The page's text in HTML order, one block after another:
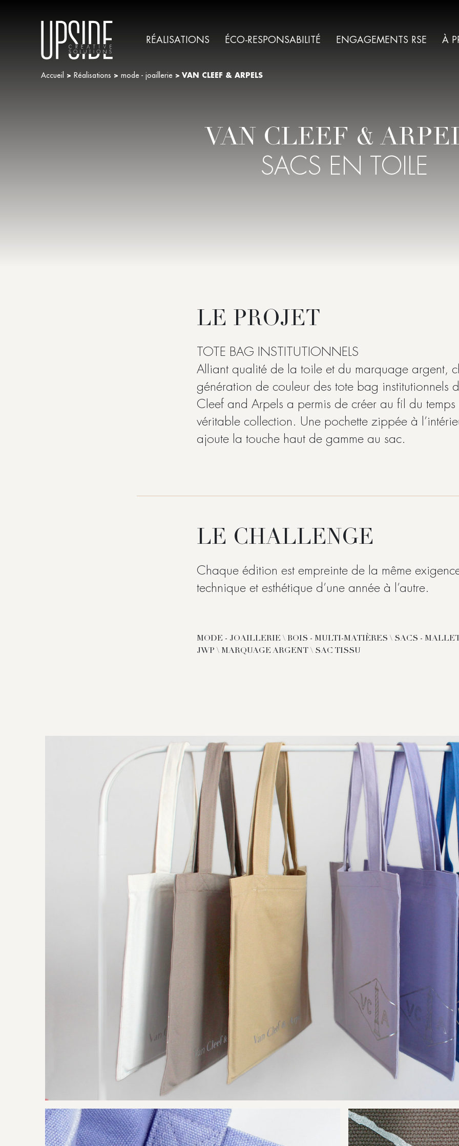
RÉALISATIONS ÉCO-RESPONSABILITÉ ENGAGEMENTS RSE À
Accueil > Réalisations > mode - joaillerie > VAN CLEEF & ARPELS
VAN CLEEF &
SACS EN TOILE
LE PROJET
TOTE BAG INSTITUTIONNELS
Alliant qualité de la toile et du marquage argent,
génération de couleur des tote bag institutionnels
Cleef and Arpels a permis de créer au fil du temps
véritable collection. Une pochette zippée à
ajoute la touche haut de gamme au sac.
LE CHALLENGE
Chaque édition est empreinte de la même
technique et esthétique d’une année à l’autre.
MODE - JOAILLERIE \ BOIS - MULTI-MATIÈRES \ SACS -
JWP \ MARQUAGE ARGENT \ SAC TISSU